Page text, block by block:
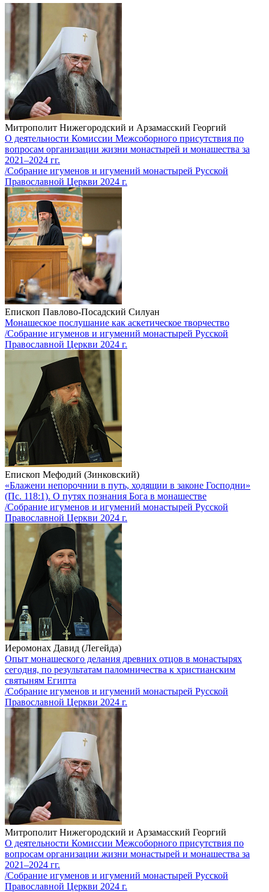
Митрополит Нижегородский и Арзамасский Георгий
О деятельности Комиссии Межсоборного присутствия по
вопросам организации жизни монастырей и монашества за
2021–2024 гг.
/Собрание игуменов и игумений монастырей Русской
Православной Церкви 2024 г.
Епископ Павлово-Посадский Силуан
Монашеское послушание как аскетическое творчество
/Собрание игуменов и игумений монастырей Русской
Православной Церкви 2024 г.
Епископ Мефодий (Зинковский)
«Блажени непорочнии в путь, ходящии в законе Господни»
(Пс. 118:1). О путях познания Бога в монашестве
/Собрание игуменов и игумений монастырей Русской
Православной Церкви 2024 г.
Иеромонах Давид (Легейда)
Опыт монашеского делания древних отцов в монастырях
сегодня, по результатам паломничества к христианским
святыням Египта
/Собрание игуменов и игумений монастырей Русской
Православной Церкви 2024 г.
Митрополит Нижегородский и Арзамасский Георгий
О деятельности Комиссии Межсоборного присутствия по
вопросам организации жизни монастырей и монашества за
2021–2024 гг.
/Собрание игуменов и игумений монастырей Русской
Православной Церкви 2024 г.